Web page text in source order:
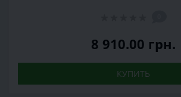
8 910.00 грн.
КУПИТЬ